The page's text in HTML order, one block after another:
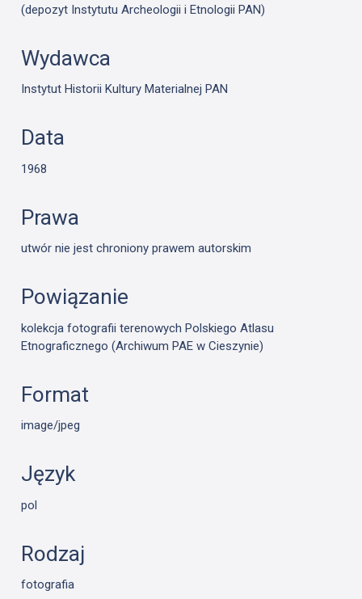
(depozyt Instytutu Archeologii i Etnologii PAN)
Wydawca
Instytut Historii Kultury Materialnej PAN
Data
1968
Prawa
utwór nie jest chroniony prawem autorskim
Powiązanie
kolekcja fotografii terenowych Polskiego Atlasu
Etnograficznego (Archiwum PAE w Cieszynie)
Format
image/jpeg
Język
pol
Rodzaj
fotografia